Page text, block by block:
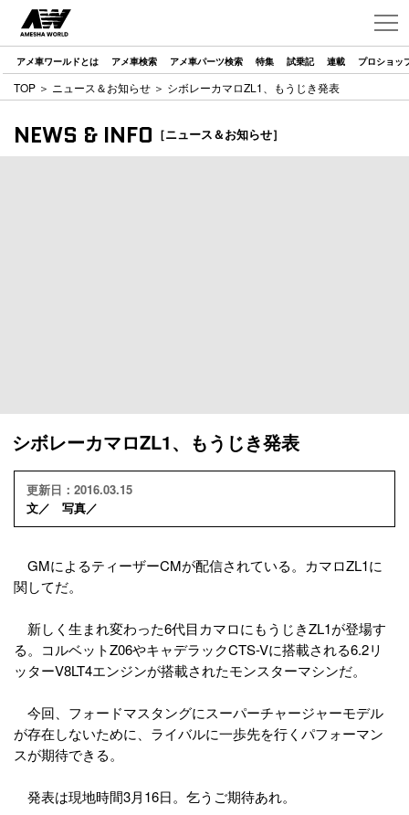
アメ車ワールドとは アメ車検索 アメ車パーツ検索 特集 試乗記 連載 プロショッ
TOP ＞ ニュース＆お知らせ ＞ シボレーカマロZL1、もうじき発表
NEWS & INFO ［ニュース＆お知らせ］
シボレーカマロZL1、もうじき発表
更新日：2016.03.15
文／ 写真／
GMによるティーザーCMが配信されている。カマロZL1に
関してだ。
新しく生まれ変わった6代目カマロにもうじきZL1が登場す
る。コルベットZ06やキャデラックCTS-Vに搭載される6.2リ
ッターV8LT4エンジンが搭載されたモンスターマシンだ。
今回、フォードマスタングにスーパーチャージャーモデル
が存在しないために、ライバルに一歩先を行くパフォーマン
スが期待できる。
発表は現地時間3月16日。乞うご期待あれ。